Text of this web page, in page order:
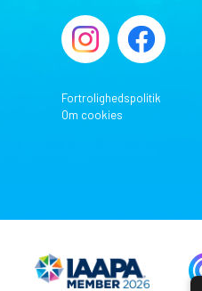
Fortrolighedspolitik
Om cookies